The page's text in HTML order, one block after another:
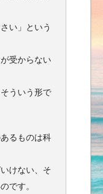
い」という
受からない
ういう形で
るものは科
けない、そ
です。